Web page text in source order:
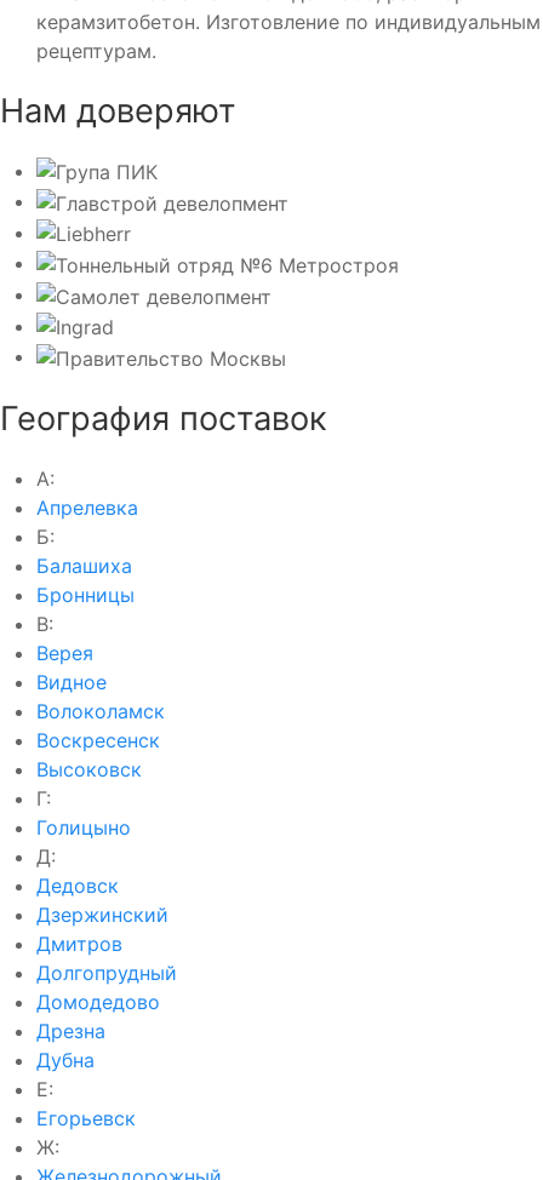
керамзитобетон. Изготовление по индивидуальным
рецептурам.
Нам доверяют
География поставок
А:
Апрелевка
Б:
Балашиха
Бронницы
В:
Верея
Видное
Волоколамск
Воскресенск
Высоковск
Г:
Голицыно
Д:
Дедовск
Дзержинский
Дмитров
Долгопрудный
Домодедово
Дрезна
Дубна
Е:
Егорьевск
Ж: